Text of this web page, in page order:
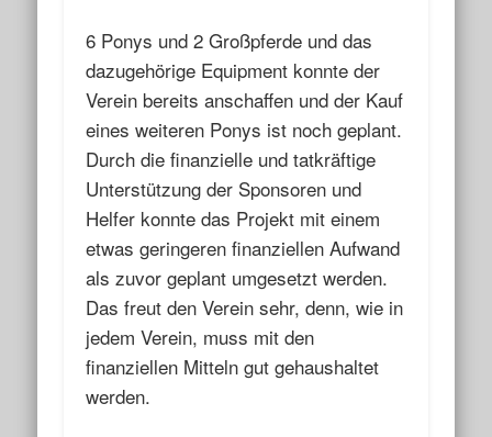
6 Ponys und 2 Großpferde und das
dazugehörige Equipment konnte der
Verein bereits anschaffen und der Kauf
eines weiteren Ponys ist noch geplant.
Durch die finanzielle und tatkräftige
Unterstützung der Sponsoren und
Helfer konnte das Projekt mit einem
etwas geringeren finanziellen Aufwand
als zuvor geplant umgesetzt werden.
Das freut den Verein sehr, denn, wie in
jedem Verein, muss mit den
finanziellen Mitteln gut gehaushaltet
werden.